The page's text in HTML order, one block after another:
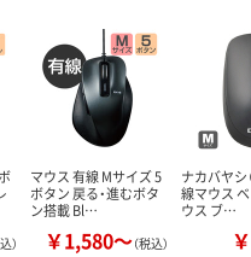
）
マウス 有線 Mサイズ 5
ボタン 戻る・進むボタ
ン搭載 Bl…
￥1,580～（税込）
ナカバヤシ
線マウス
ウス ブ…